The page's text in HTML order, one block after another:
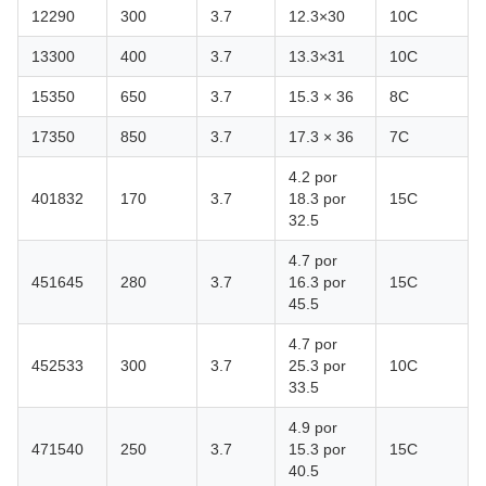
12290 300 3.7 12.3×30 10C
13300 400 3.7 13.3×31 10C
15350 650 3.7 15.3 × 36 8C
17350 850 3.7 17.3 × 36 7C
401832 170 3.7
4.2 por
18.3 por
32.5
15C
451645 280 3.7
4.7 por
16.3 por
45.5
15C
452533 300 3.7
4.7 por
25.3 por
33.5
10C
471540 250 3.7
4.9 por
15.3 por
40.5
15C